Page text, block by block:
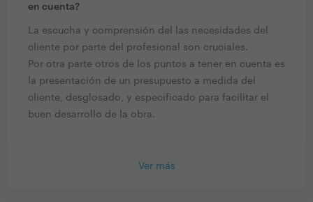
en cuenta?
La escucha y comprensión del las necesidades del
cliente por parte del profesional son cruciales.
Por otra parte otros de los puntos a tener en cuenta es
la presentación de un presupuesto a medida del
cliente, desglosado, y especificado para facilitar el
buen desarrollo de la obra.
Ver más